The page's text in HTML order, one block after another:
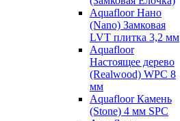
Aquafloor Нано
(Nano) Замковая
LVT плитка 3,2 мм
Aquafloor
Настоящее дерево
(Realwood) WPC 8
мм
Aquafloor Камень
(Stone) 4 мм SPC